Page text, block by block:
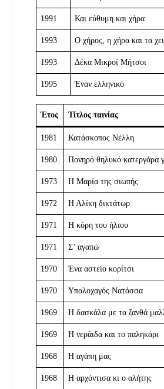
1991 Και εύθυμη και χήρα
1993 Ο χήρος, η χήρα και τα
1993 Δέκα Μικροί Μήτσοι
1995 Έναν ελληνικό
Έτος Τίτλος ταινίας
1981 Κατάσκοπος Νέλλη
1980 Πονηρό θηλυκό κατεργάρα
1973 Η Μαρία της σιωπής
1972 Η Αλίκη δικτάτωρ
1971 Η κόρη του ήλιου
1971 Σ’ αγαπώ
1970 Ένα αστείο κορίτσι
1970 Υπολοχαγός Νατάσσα
1969 Η δασκάλα με τα ξανθά
1969 Η νεράιδα και το παληκάρι
1968 Η αγάπη μας
1968 Η αρχόντισα κι ο αλήτης